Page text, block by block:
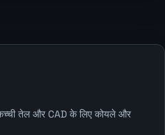
कच्ची तेल और CAD के लिए कोयले और